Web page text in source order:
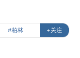
#柏林 +关注